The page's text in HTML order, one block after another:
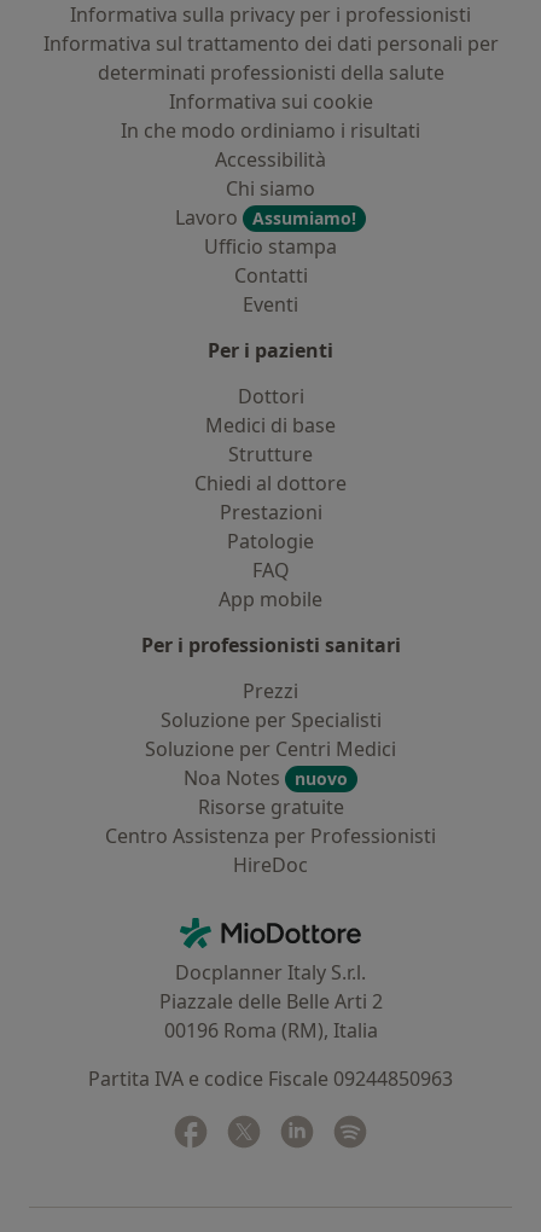
Informativa sulla privacy per i professionisti
Informativa sul trattamento dei dati personali per
determinati professionisti della salute
Informativa sui cookie
In che modo ordiniamo i risultati
Accessibilità
Chi siamo
Lavoro
Assumiamo!
Ufficio stampa
Contatti
Eventi
Per i pazienti
Dottori
Medici di base
Strutture
Chiedi al dottore
Prestazioni
Patologie
FAQ
App mobile
Per i professionisti sanitari
Prezzi
Soluzione per Specialisti
Soluzione per Centri Medici
Noa Notes
nuovo
Risorse gratuite
Centro Assistenza per Professionisti
HireDoc
MioDottore - Homepage
Docplanner Italy S.r.l.
Piazzale delle Belle Arti 2
00196 Roma (RM), Italia
Partita IVA e codice Fiscale 09244850963
Facebook
si apre in una nuova scheda
Twitter
si apre in una nuova scheda
Linkedin
si apre in una nuova